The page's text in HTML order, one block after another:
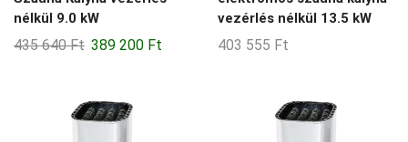
nélkül 9.0 kW
435 640Ft Original
435
640 Ft.
389 200 Ft
vezérlés nélkül 13.5 kW
403 555 Ft